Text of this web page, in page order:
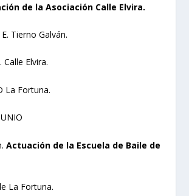
de la Asociación Calle Elvira.
Tierno Galván.
Calle Elvira.
La Fortuna.
Actuación de la Escuela de Baile de
La Fortuna.